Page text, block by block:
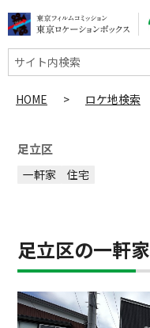
サイト内検索
HOME > ロケ地検索
足立区
一軒家 住宅
足立区の一軒家